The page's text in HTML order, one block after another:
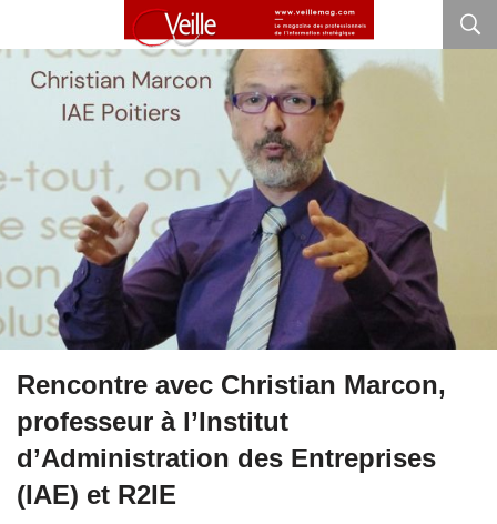
Rencontre avec Christian Marcon,
professeur à l’Institut
d’Administration des Entreprises
(IAE) et R2IE